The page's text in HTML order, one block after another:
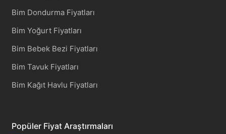
Bim Dondurma Fiyatları
Bim Yoğurt Fiyatları
Bim Bebek Bezi Fiyatları
Bim Tavuk Fiyatları
Bim Kağıt Havlu Fiyatları
Popüler Fiyat Araştırmaları